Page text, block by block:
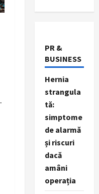
PR &
BUSINESS
Hernia
strangula
tă:
simptome
de alarmă
și riscuri
dacă
amâni
operația